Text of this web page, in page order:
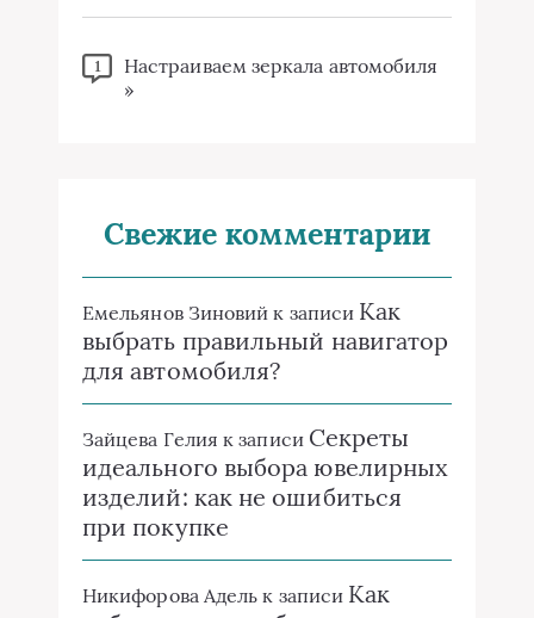
1
Настраиваем зеркала автомобиля
»
Свежие комментарии
Емельянов Зиновий к записи Как
выбрать правильный навигатор
для автомобиля?
Зайцева Гелия к записи Секреты
идеального выбора ювелирных
изделий: как не ошибиться
при покупке
Никифорова Адель к записи Как